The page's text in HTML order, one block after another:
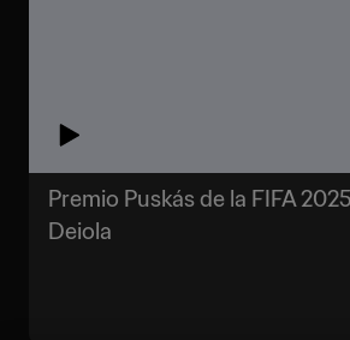
Premio Puskás de la FIFA
Deiola